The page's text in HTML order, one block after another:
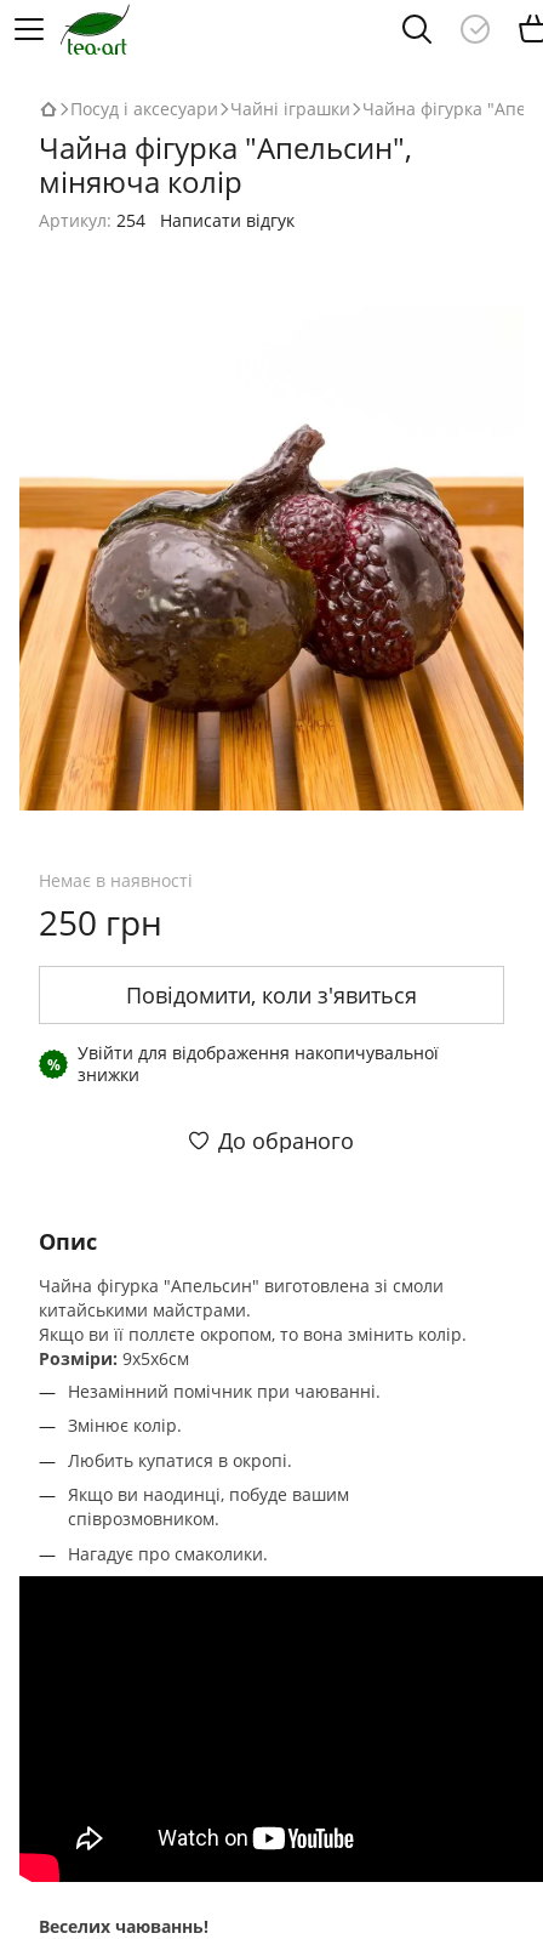
Посуд і аксесуари Чайні іграшки Чайна фігурка
Чайна фігурка "Апельсин",
міняюча колір
Артикул: 254 Написати відгук
Немає в наявності
250 грн
Повідомити, коли з'явиться
% Увійти для відображення накопичувальної
знижки
До обраного
Опис
Чайна фігурка "Апельсин" виготовлена зі смоли
китайськими майстрами.
Якщо ви її поллєте окропом, то вона змінить колір.
Розміри: 9х5х6см
Незамінний помічник при чаюванні.
Змінює колір.
Любить купатися в окропі.
Якщо ви наодинці, побуде вашим
співрозмовником.
Нагадує про смаколики.
Веселих чаюваннь!